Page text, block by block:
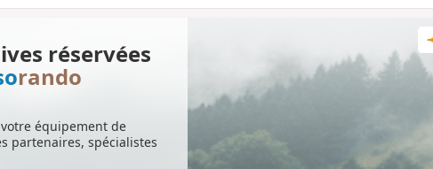
réservées
rando
équipement de
partenaires, spécialistes